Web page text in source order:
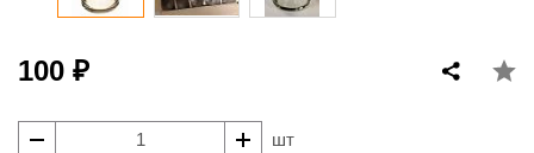
100 ₽
шт